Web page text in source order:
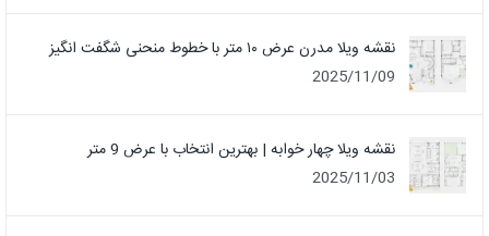
نقشه ویلا مدرن عرض ۱۰ متر با خطوط منحنی شگفت انگیز
2025/11/09
نقشه ویلا چهار خوابه | بهترین انتخاب با عرض 9 متر
2025/11/03